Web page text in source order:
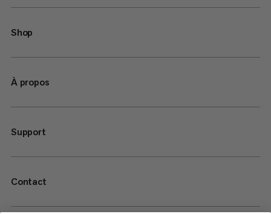
Shop
À propos
Support
Contact